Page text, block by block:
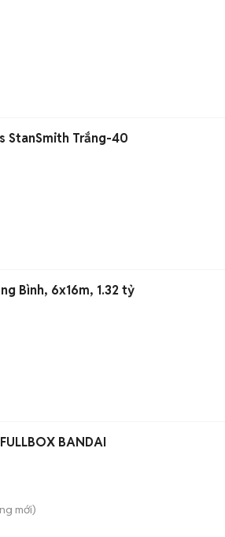
StanSmith Trắng-40
Bình, 6x16m, 1.32 tỷ
BANDAI
mới)